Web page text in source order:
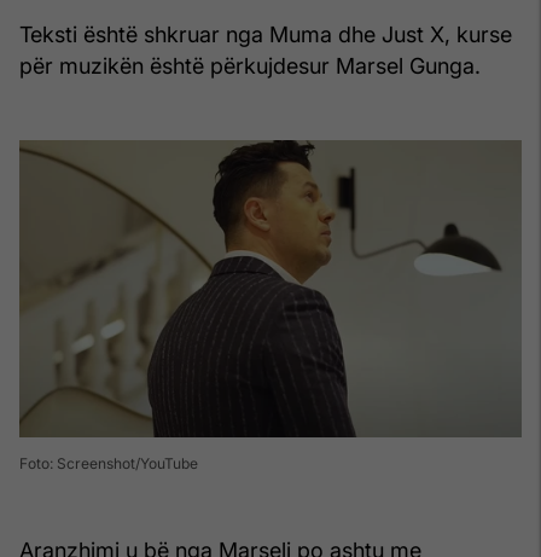
Teksti është shkruar nga Muma dhe Just X, kurse
për muzikën është përkujdesur Marsel Gunga.
Foto: Screenshot/YouTube
Aranzhimi u bë nga Marseli po ashtu me